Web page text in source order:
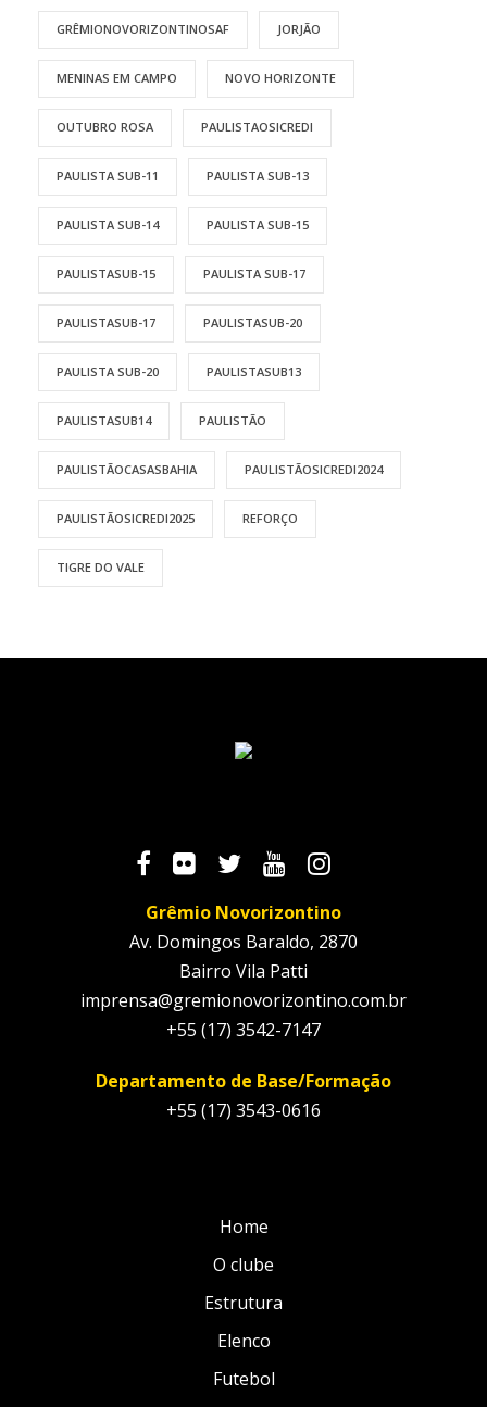
GRÊMIONOVORIZONTINOSAF JORJÃO
MENINAS EM CAMPO NOVO HORIZONTE
OUTUBRO ROSA PAULISTAOSICREDI
PAULISTA SUB-11 PAULISTA SUB-13
PAULISTA SUB-14 PAULISTA SUB-15
PAULISTASUB-15 PAULISTA SUB-17
PAULISTASUB-17 PAULISTASUB-20
PAULISTA SUB-20 PAULISTASUB13
PAULISTASUB14 PAULISTÃO
PAULISTÃOCASASBAHIA PAULISTÃOSICREDI2024
PAULISTÃOSICREDI2025 REFORÇO
TIGRE DO VALE
Grêmio Novorizontino
Av. Domingos Baraldo, 2870
Bairro Vila Patti
imprensa@gremionovorizontino.com.br
+55 (17) 3542-7147
Departamento de Base/Formação
+55 (17) 3543-0616
Home
O clube
Estrutura
Elenco
Futebol